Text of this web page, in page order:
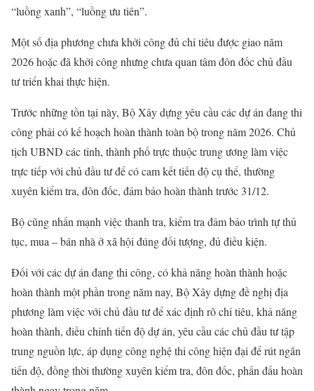
“luồng xanh”, “luồng ưu tiên”.
Một số địa phương chưa khởi công đủ chỉ tiêu được giao năm
2026 hoặc đã khởi công nhưng chưa quan tâm đôn đốc chủ đầu
tư triển khai thực hiện.
Trước những tồn tại này, Bộ Xây dựng yêu cầu các dự án đang thi
công phải có kế hoạch hoàn thành toàn bộ trong năm 2026. Chủ
tịch UBND các tỉnh, thành phố trực thuộc trung ương làm việc
trực tiếp với chủ đầu tư để có cam kết tiến độ cụ thể, thường
xuyên kiểm tra, đôn đốc, đảm bảo hoàn thành trước 31/12.
Bộ cũng nhấn mạnh việc thanh tra, kiểm tra đảm bảo trình tự thủ
tục, mua – bán nhà ở xã hội đúng đối tượng, đủ điều kiện.
Đối với các dự án đang thi công, có khả năng hoàn thành hoặc
hoàn thành một phần trong năm nay, Bộ Xây dựng đề nghị địa
phương làm việc với chủ đầu tư để xác định rõ chỉ tiêu, khả năng
hoàn thành, điều chỉnh tiến độ dự án, yêu cầu các chủ đầu tư tập
trung nguồn lực, áp dụng công nghệ thi công hiện đại để rút ngắn
tiến độ, đồng thời thường xuyên kiểm tra, đôn đốc, phấn đấu hoàn